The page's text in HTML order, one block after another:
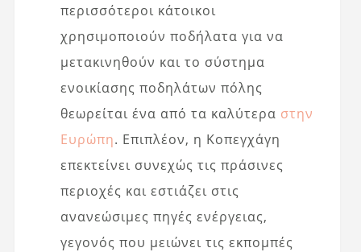
περισσότεροι κάτοικοι
χρησιμοποιούν ποδήλατα για να
μετακινηθούν και το σύστημα
ενοικίασης ποδηλάτων πόλης
θεωρείται ένα από τα καλύτερα στην
Ευρώπη. Επιπλέον, η Κοπεγχάγη
επεκτείνει συνεχώς τις πράσινες
περιοχές και εστιάζει στις
ανανεώσιμες πηγές ενέργειας,
γεγονός που μειώνει τις εκπομπές